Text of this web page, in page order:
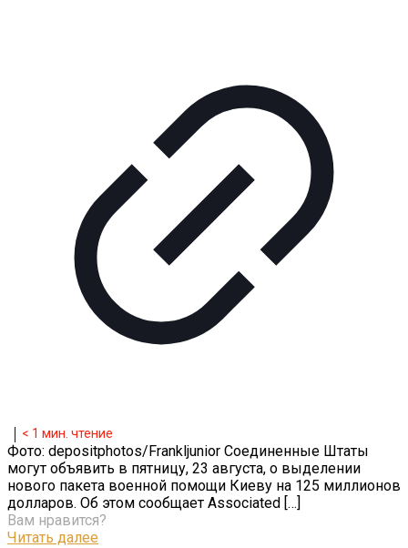
< 1 мин. чтение
Фото: depositphotos/Frankljunior Соединенные Штаты
могут объявить в пятницу, 23 августа, о выделении
нового пакета военной помощи Киеву на 125 миллионов
долларов. Об этом сообщает Associated […]
Вам нравится?
Читать далее